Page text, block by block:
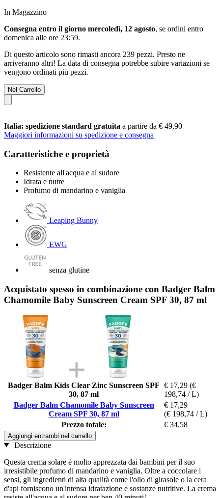
In Magazzino
Consegna entro il giorno mercoledì, 12 agosto, se ordini entro
domenica alle ore 23:59.
Di questo articolo sono rimasti ancora 239 pezzi. Presto ne
arriveranno altri! La data di consegna potrebbe subire variazioni se
vengono ordinati più pezzi.
Nel Carrello
Italia: spedizione standard gratuita a partire da € 49,90
Maggiori informazioni su spedizione e consegna
Caratteristiche e proprietà
Resistente all'acqua e al sudore
Idrata e nutre
Profumo di mandarino e vaniglia
Leaping Bunny
EWG
senza glutine
Acquistato spesso in combinazione con Badger Balm
Chamomile Baby Sunscreen Cream SPF 30, 87 ml
Badger Balm Kids Clear Zinc Sunscreen SPF
30, 87 ml
€ 17,29 (€
198,74 / L)
Badger Balm Chamomile Baby Sunscreen
Cream SPF 30, 87 ml
€ 17,29
(€ 198,74 / L)
Prezzo totale:
€ 34,58
Aggiungi entrambi nel carrello
Descrizione
Questa crema solare è molto apprezzata dai bambini per il suo
irresistibile profumo di mandarino e vaniglia. Oltre a coccolare i
sensi, gli ingredienti di alta qualità come l'olio di girasole o la cera
d'api forniscono un'intensa idratazione e sostanze nutritive. La crema